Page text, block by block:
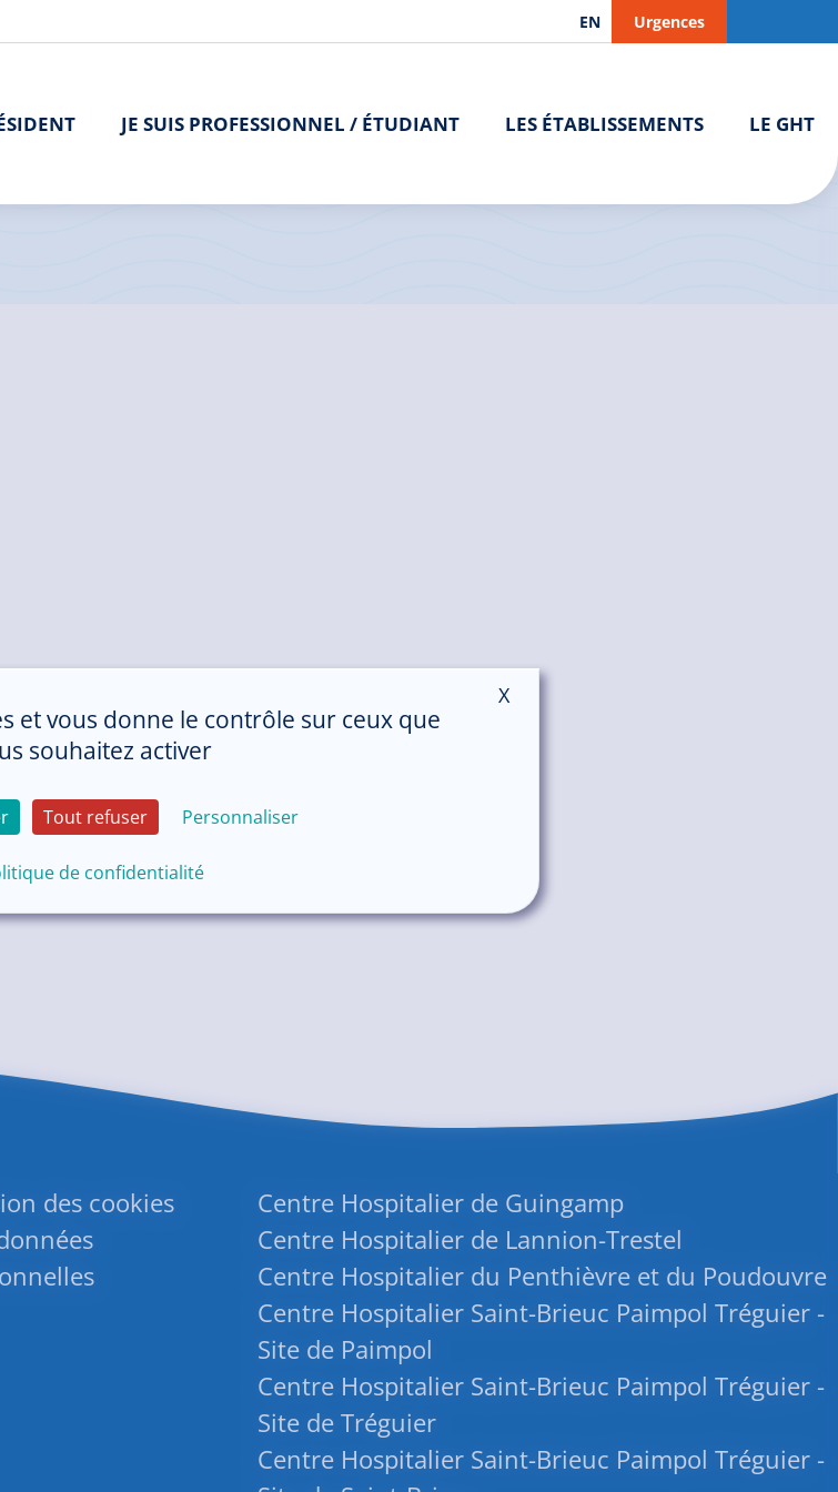
EN Urgences
JE SUIS PROFESSIONNEL / ÉTUDIANT LES ÉTABLISSEMENTS LE GHT
des cookies
Centre Hospitalier de Guingamp
Centre Hospitalier de Lannion-Trestel
Centre Hospitalier du Penthièvre et du Poudouvre
Centre Hospitalier Saint-Brieuc Paimpol Tréguier -
Site de Paimpol
Centre Hospitalier Saint-Brieuc Paimpol Tréguier -
Site de Tréguier
Centre Hospitalier Saint-Brieuc Paimpol Tréguier -
et vous donne le contrôle sur ceux que
souhaitez activer
Tout refuser Personnaliser
de confidentialité
X